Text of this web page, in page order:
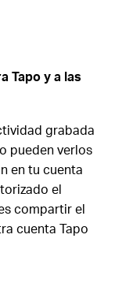
Tapo y a las
grabada
pueden verlos
en tu cuenta
el
compartir el
cuenta Tapo